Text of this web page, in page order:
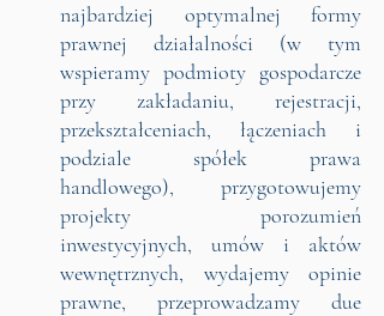
najbardziej optymalnej formy
prawnej działalności (w tym
wspieramy podmioty gospodarcze
przy zakładaniu, rejestracji,
przekształceniach, łączeniach i
podziale spółek prawa
handlowego), przygotowujemy
projekty porozumień
inwestycyjnych, umów i aktów
wewnętrznych, wydajemy opinie
prawne, przeprowadzamy due